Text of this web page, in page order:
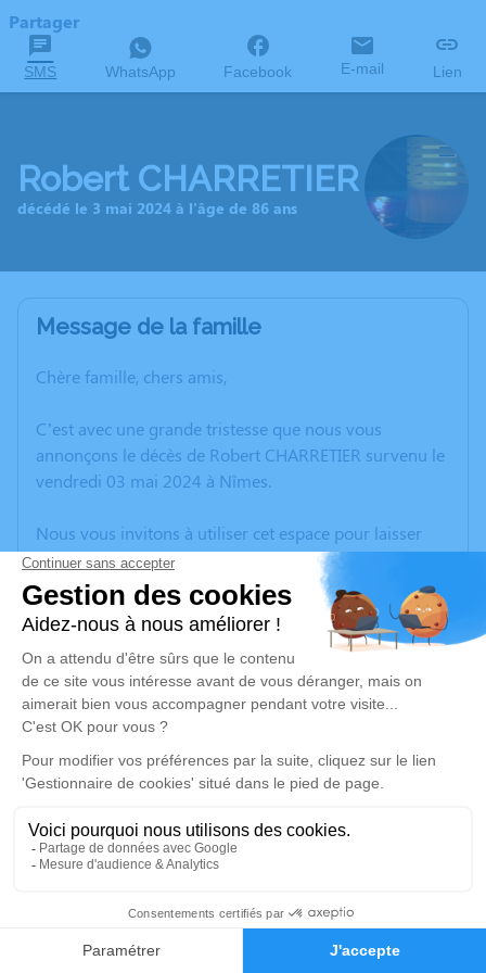
Faire-part Hommages
Partager
SMS WhatsApp Facebook E-mail Lien
Robert CHARRETIER
décédé le 3 mai 2024 à l'âge de 86 ans
Message de la famille
Chère famille, chers amis,
C’est avec une grande tristesse que nous vous
annonçons le décès de Robert CHARRETIER survenu le
vendredi 03 mai 2024 à Nîmes.
Nous vous invitons à utiliser cet espace pour laisser
vos condoléances, partager des photos souvenirs, une
anecdote ou exprimer vos pensées à travers des
poèmes ou des textes. Cet endroit est un lieu
d'expression dédié à honorer la mémoire de Robert
CHARRETIER.
Un service de plantation d’arbre hommage est
disponible ici
Cérémonie civile
Crématorium de Nimes - Gard de Nîmes
490 Rue Max Chabaud